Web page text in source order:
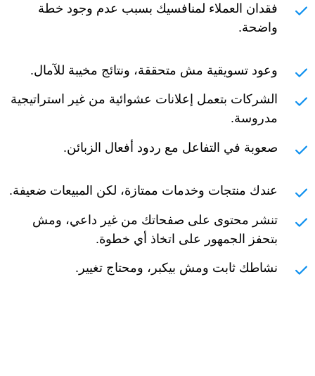
فقدان العملاء لمنافسيك بسبب عدم وجود خطة
واضحة.
وعود تسويقية مش متحققة، ونتائج مخيبة للآمال.
الشركات بتعمل إعلانات عشوائية من غير استراتيجية
مدروسة.
صعوبة في التفاعل مع ردود أفعال الزبائن.
عندك منتجات وخدمات ممتازة، لكن المبيعات ضعيفة.
تنشر محتوى على صفحاتك من غير داعي، ومش
بتحفز الجمهور على اتخاذ أي خطوة.
نشاطك ثابت ومش بيكبر، ومحتاج تغيير.